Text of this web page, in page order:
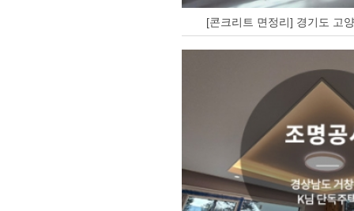
[콘크리트 면정리] 경기도 고